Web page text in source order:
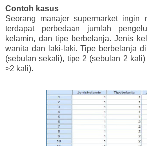
Contoh kasus
Seorang manajer supermarket ingin
terdapat perbedaan jumlah
kelamin, dan tipe berbelanja. Jenis
wanita dan laki-laki. Tipe berbelanja
(sebulan sekali), tipe 2 (sebulan 2
>2 kali).